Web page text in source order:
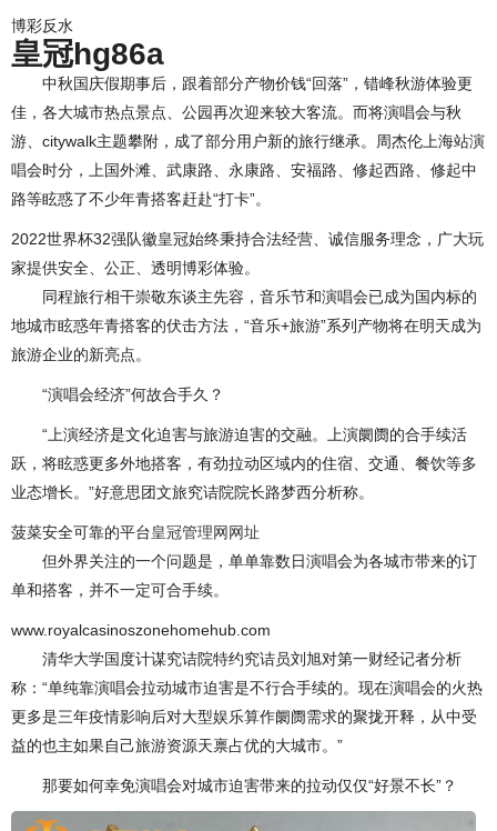
博彩反水
皇冠hg86a
中秋国庆假期事后，跟着部分产物价钱“回落”，错峰秋游体验更
佳，各大城市热点景点、公园再次迎来较大客流。而将演唱会与秋
游、citywalk主题攀附，成了部分用户新的旅行继承。周杰伦上海站演
唱会时分，上国外滩、武康路、永康路、安福路、修起西路、修起中
路等眩惑了不少年青搭客赶赴“打卡”。
2022世界杯32强队徽皇冠始终秉持合法经营、诚信服务理念，广大玩
家提供安全、公正、透明博彩体验。
同程旅行相干崇敬东谈主先容，音乐节和演唱会已成为国内标的
地城市眩惑年青搭客的伏击方法，“音乐+旅游”系列产物将在明天成为
旅游企业的新亮点。
“演唱会经济”何故合手久？
“上演经济是文化迫害与旅游迫害的交融。上演阛阓的合手续活
跃，将眩惑更多外地搭客，有劲拉动区域内的住宿、交通、餐饮等多
业态增长。”好意思团文旅究诘院院长路梦西分析称。
菠菜安全可靠的平台皇冠管理网网址
但外界关注的一个问题是，单单靠数日演唱会为各城市带来的订
单和搭客，并不一定可合手续。
www.royalcasinoszonehomehub.com
清华大学国度计谋究诘院特约究诘员刘旭对第一财经记者分析
称：“单纯靠演唱会拉动城市迫害是不行合手续的。现在演唱会的火热
更多是三年疫情影响后对大型娱乐算作阛阓需求的聚拢开释，从中受
益的也主如果自己旅游资源天禀占优的大城市。”
那要如何幸免演唱会对城市迫害带来的拉动仅仅“好景不长”？